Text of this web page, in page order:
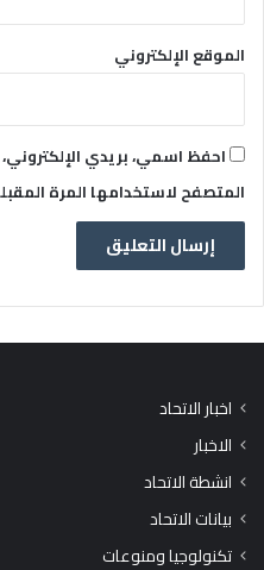
الموقع الإلكتروني
احفظ اسمي، بريدي
المتصفح لاستخدامها المرة
اخبار الاتحاد
الاخبار
انشطة الاتحاد
بيانات الاتحاد
تكنولوجيا ومنوعات